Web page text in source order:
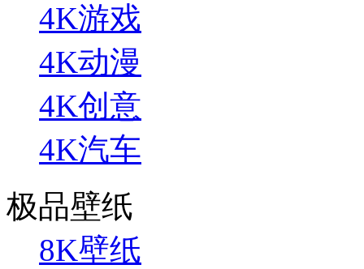
4K游戏
4K动漫
4K创意
4K汽车
极品壁纸
8K壁纸